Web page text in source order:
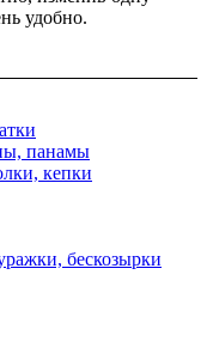
удобно.
панамы
кепки
бескозырки